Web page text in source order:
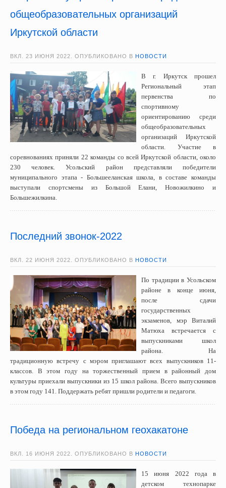
общеобразовательных организаций
Иркутской области
ВКЛ. 23 ИЮНЯ 2022 . ОПУБЛИКОВАНО В НОВОСТИ
В г. Иркутск прошел
Региональный этап
первенства по
спортивному
ориентированию среди
общеобразовательных
организаций Иркутской
области. Участие в
соревнованиях приняли 22 команды со всей Иркутской области, около
230 человек. Усольский район представляли победители
муниципального этапа - Большееланская школа, в составе команды
выступали спортсмены из Большой Елани, Новожилкино и
Большежилкина.
Последний звонок-2022
ВКЛ. 22 ИЮНЯ 2022 . ОПУБЛИКОВАНО В НОВОСТИ
По традиции в Усольском
районе в конце июня,
после сдачи
государственных
экзаменов, мэр Виталий
Матюха встречается с
выпускниками школ
района. На
традиционную встречу с мэром приглашают всех выпускников 11-
классов. В этом году на торжественный прием в районный дом
культуры приехали выпускники из 15 школ района. Всего выпускников
в этом году 141. Поддержать ребят пришли родители и педагоги.
Победа на региональном геохакатоне
ВКЛ. 16 ИЮНЯ 2022 . ОПУБЛИКОВАНО В НОВОСТИ
15 июня 2022 года в
детском технопарке